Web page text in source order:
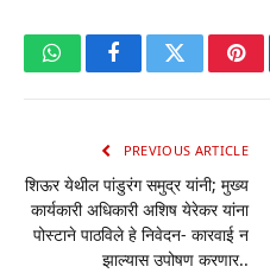
WhatsAppFacebookTwitter
PREVIOUS ARTICLE
शिऊर येथील पांडुरंग समुद्र यांनी; मुख्य
कार्यकारी अधिकारी अशिष येरेकर यांना
पोस्टाने पाठविले हे निवेदन- कारवाई न
झाल्यास उपोषण करणार..